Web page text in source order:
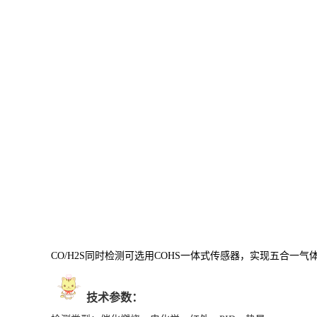
CO/H2S同时检测可选用COHS一体式传感器，实现五合一气
技术参数：